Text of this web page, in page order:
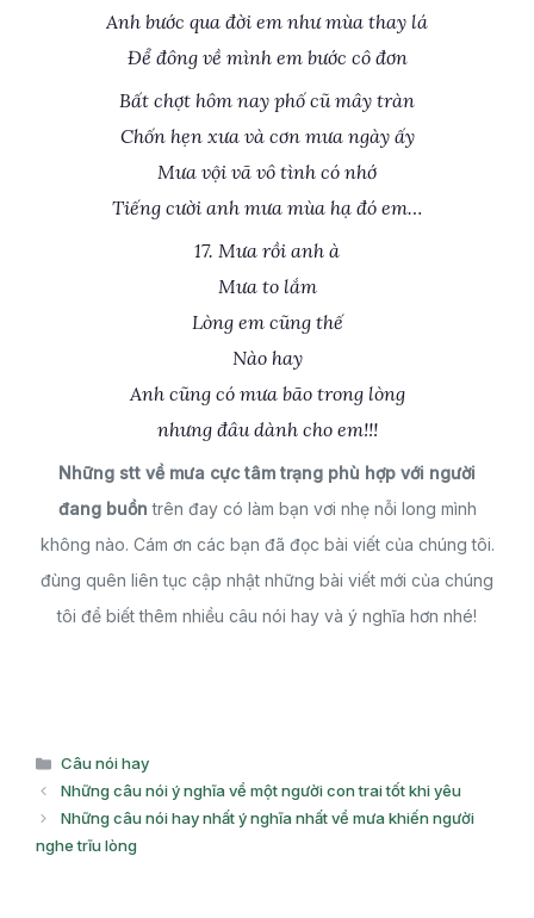
Anh bước qua đời em như mùa thay lá
Để đông về mình em bước cô đơn
Bất chợt hôm nay phố cũ mây tràn
Chốn hẹn xưa và cơn mưa ngày ấy
Mưa vội vã vô tình có nhớ
Tiếng cười anh mưa mùa hạ đó em…
17. Mưa rồi anh à
Mưa to lắm
Lòng em cũng thế
Nào hay
Anh cũng có mưa bão trong lòng
nhưng đâu dành cho em!!!
Những stt về mưa cực tâm trạng phù hợp với người
đang buồn trên đay có làm bạn vơi nhẹ nỗi long mình
không nào. Cám ơn các bạn đã đọc bài viết của chúng tôi.
đùng quên liên tục cập nhật những bài viết mới của chúng
tôi để biết thêm nhiều câu nói hay và ý nghĩa hơn nhé!
Danh
mục
Câu nói hay
Những câu nói ý nghĩa về một người con trai tốt khi yêu
Những câu nói hay nhất ý nghĩa nhất về mưa khiến người
nghe trĩu lòng